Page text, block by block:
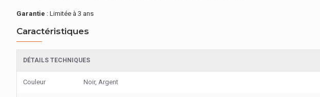
Garantie : Limitée à 3 ans
Caractéristiques
DÉTAILS TECHNIQUES
Couleur Noir, Argent